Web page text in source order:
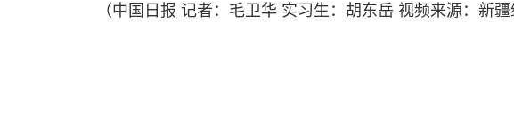
（中国日报 记者：毛卫华 实习生：胡东岳 视频来源：新